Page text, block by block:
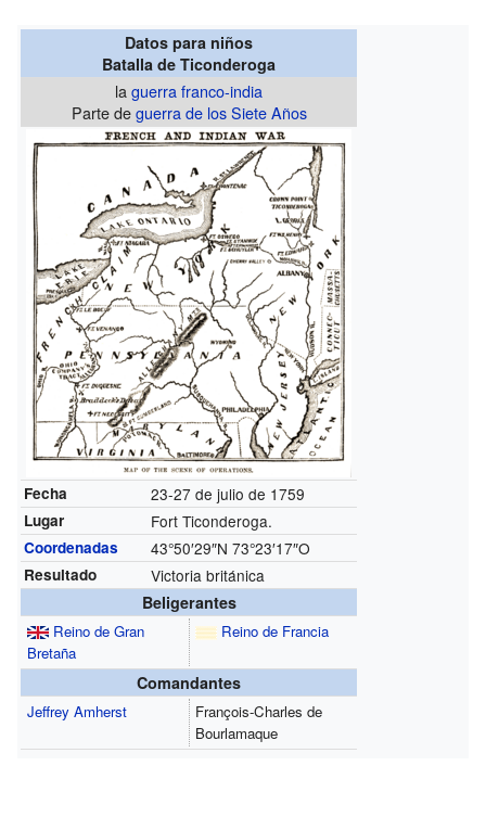
Datos para niños
Batalla de Ticonderoga
laguerra franco-india
Parte deguerra de los Siete Años
Fecha 23-27 de julio de 1759
Lugar Fort Ticonderoga.
Coordenadas 43°50′29″N 73°23′17″O
Resultado
Victoria británica
Beligerantes
Reino de Gran
Bretaña
Reino de Francia
Comandantes
Jeffrey Amherst
François-Charles de
Bourlamaque